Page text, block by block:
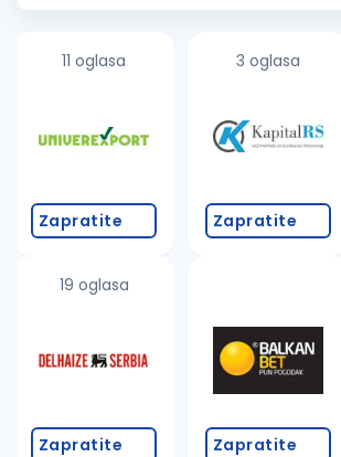
11 oglasa
Zapratite
19 oglasa
Zapratite
3 oglasa
Zapratite
Zapratite